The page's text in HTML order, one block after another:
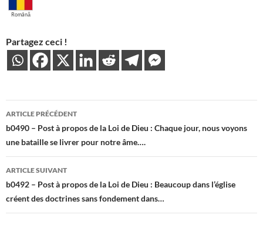
Română
Partagez ceci !
Navigation
des
articles
ARTICLE PRÉCÉDENT
b0490 – Post à propos de la Loi de Dieu : Chaque jour, nous voyons
une bataille se livrer pour notre âme….
ARTICLE SUIVANT
b0492 – Post à propos de la Loi de Dieu : Beaucoup dans l’église
créent des doctrines sans fondement dans…